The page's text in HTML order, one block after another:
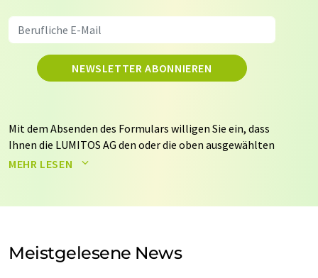
NEWSLETTER ABONNIEREN
Mit dem Absenden des Formulars willigen Sie ein, dass
Ihnen die LUMITOS AG den oder die oben ausgewählten
Newsletter per E-Mail zusendet. Ihre Daten werden
auf Basis unsererDatenschutzerklärung. LUMITOS darf
Meinungsforschung per E-Mail kontaktieren. Ihre
Einwilligung können Sie jederzeit ohne Angabe von
MEHR LESEN
Meistgelesene News